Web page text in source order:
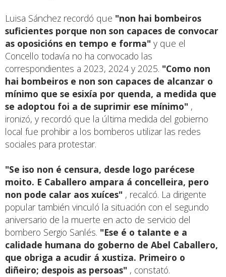
Luisa Sánchez recordó que "non hai bombeiros
suficientes porque non son capaces de convocar
as oposicións en tempo e forma" y que el
Concello todavía no ha convocado las
correspondientes a 2023, 2024 y 2025. "Como non
hai bombeiros e non son capaces de alcanzar o
mínimo que se esixía por quenda, a medida que
se adoptou foi a de suprimir ese mínimo" ,
ironizó, y recordó que la última medida del gobierno
local fue prohibir a los bomberos utilizar las redes
sociales para protestar.
"Se iso non é censura, desde logo parécese
moito. E Caballero ampara á concelleira, pero
non pode calar aos xuíces" , recalcó. La dirigente
popular también vinculó la situación con el segundo
aniversario de la muerte en acto de servicio del
bombero Sergio Sanlés. "Ese é o talante e a
calidade humana do goberno de Abel Caballero,
que obriga a acudir á xustiza. Primeiro o
diñeiro; despois as persoas" , constató.